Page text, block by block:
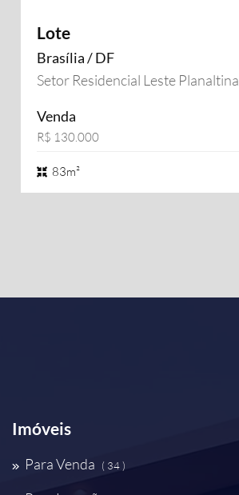
Lote
Brasília / DF
Setor Residencial Leste Planaltina
Venda
R$ 130.000
83m²
Imóveis
Para Venda ( 34 )